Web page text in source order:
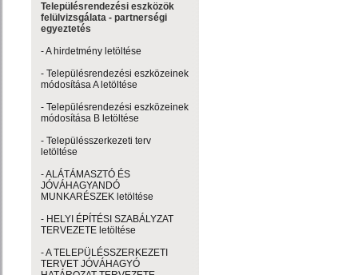
Településrendezési eszközök
felülvizsgálata - partnerségi
egyeztetés
- A hirdetmény letöltése
- Településrendezési eszközeinek
módosítása A letöltése
- Településrendezési eszközeinek
módosítása B letöltése
- Településszerkezeti terv
letöltése
- ALÁTÁMASZTÓ ÉS
JÓVÁHAGYANDÓ
MUNKARÉSZEK letöltése
- HELYI ÉPÍTÉSI SZABÁLYZAT
TERVEZETE letöltése
- A TELEPÜLÉSSZERKEZETI
TERVET JÓVÁHAGYÓ